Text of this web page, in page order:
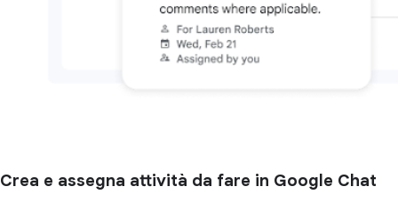
Crea e assegna attività da fare in Google Chat